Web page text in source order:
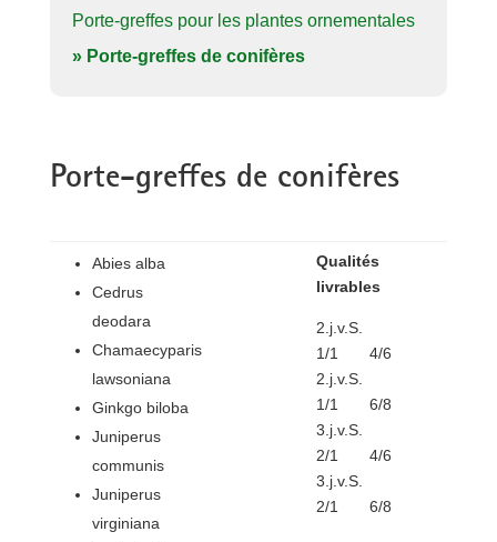
Porte-greffes pour les plantes ornementales
» Porte-greffes de conifères
Porte-greffes de conifères
Abies alba
Cedrus
deodara
Chamaecyparis
lawsoniana
Ginkgo biloba
Juniperus
communis
Juniperus
virginiana
Qualités
livrables
2.j.v.S.
1/1 4/6
2.j.v.S.
1/1 6/8
3.j.v.S.
2/1 4/6
3.j.v.S.
2/1 6/8